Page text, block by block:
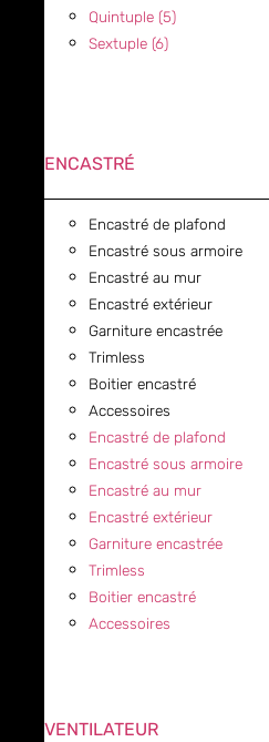
Quintuple (5)
Sextuple (6)
ENCASTRÉ
Encastré de plafond
Encastré sous armoire
Encastré au mur
Encastré extérieur
Garniture encastrée
Trimless
Boitier encastré
Accessoires
Encastré de plafond
Encastré sous armoire
Encastré au mur
Encastré extérieur
Garniture encastrée
Trimless
Boitier encastré
Accessoires
VENTILATEUR